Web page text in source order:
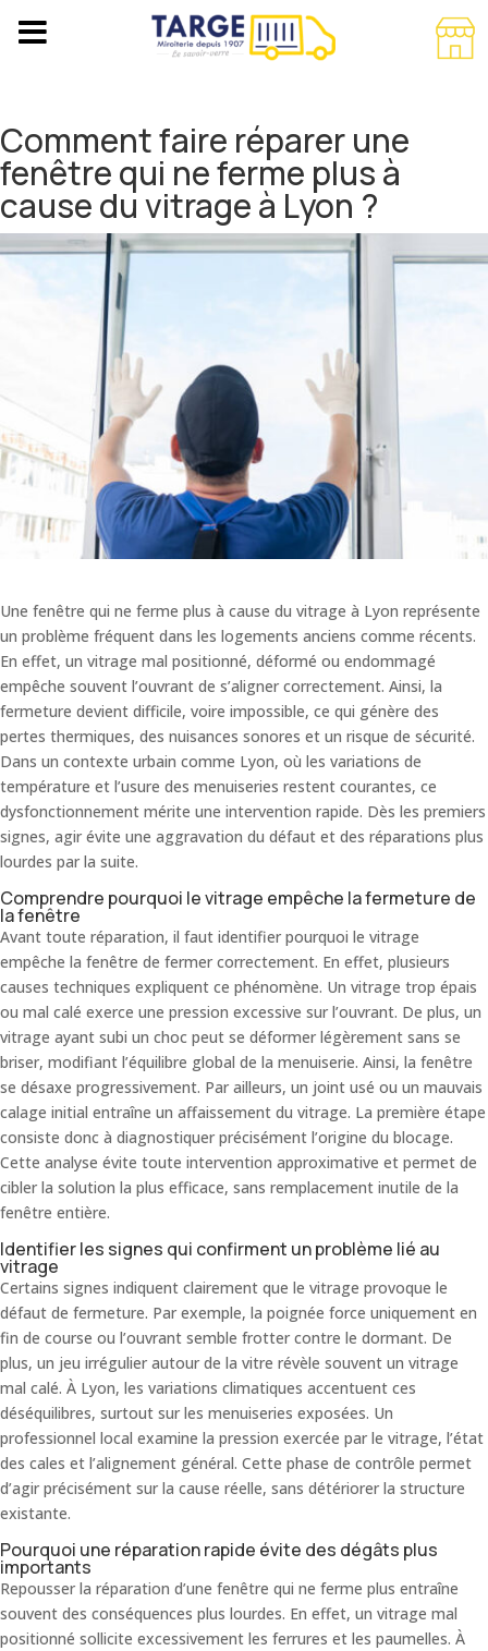
Comment faire réparer une
fenêtre qui ne ferme plus à
cause du vitrage à Lyon ?
Une fenêtre qui ne ferme plus à cause du vitrage à Lyon représente
un problème fréquent dans les logements anciens comme récents.
En effet, un vitrage mal positionné, déformé ou endommagé
empêche souvent l’ouvrant de s’aligner correctement. Ainsi, la
fermeture devient difficile, voire impossible, ce qui génère des
pertes thermiques, des nuisances sonores et un risque de sécurité.
Dans un contexte urbain comme Lyon, où les variations de
température et l’usure des menuiseries restent courantes, ce
dysfonctionnement mérite une intervention rapide. Dès les premiers
signes, agir évite une aggravation du défaut et des réparations plus
lourdes par la suite.
Comprendre pourquoi le vitrage empêche la fermeture de
la fenêtre
Avant toute réparation, il faut identifier pourquoi le vitrage
empêche la fenêtre de fermer correctement. En effet, plusieurs
causes techniques expliquent ce phénomène. Un vitrage trop épais
ou mal calé exerce une pression excessive sur l’ouvrant. De plus, un
vitrage ayant subi un choc peut se déformer légèrement sans se
briser, modifiant l’équilibre global de la menuiserie. Ainsi, la fenêtre
se désaxe progressivement. Par ailleurs, un joint usé ou un mauvais
calage initial entraîne un affaissement du vitrage. La première étape
consiste donc à diagnostiquer précisément l’origine du blocage.
Cette analyse évite toute intervention approximative et permet de
cibler la solution la plus efficace, sans remplacement inutile de la
fenêtre entière.
Identifier les signes qui confirment un problème lié au
vitrage
Certains signes indiquent clairement que le vitrage provoque le
défaut de fermeture. Par exemple, la poignée force uniquement en
fin de course ou l’ouvrant semble frotter contre le dormant. De
plus, un jeu irrégulier autour de la vitre révèle souvent un vitrage
mal calé. À Lyon, les variations climatiques accentuent ces
déséquilibres, surtout sur les menuiseries exposées. Un
professionnel local examine la pression exercée par le vitrage, l’état
des cales et l’alignement général. Cette phase de contrôle permet
d’agir précisément sur la cause réelle, sans détériorer la structure
existante.
Pourquoi une réparation rapide évite des dégâts plus
importants
Repousser la réparation d’une fenêtre qui ne ferme plus entraîne
souvent des conséquences plus lourdes. En effet, un vitrage mal
positionné sollicite excessivement les ferrures et les paumelles. À